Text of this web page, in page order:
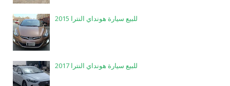
للبيع سيارة هونداي النترا 2015
للبيع سيارة هونداي النترا 2017